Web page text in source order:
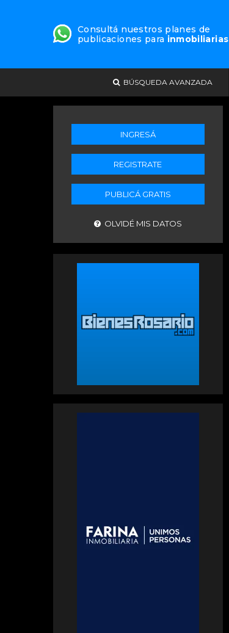
Consultá nuestros planes de
publicaciones para inmobiliarias
BÚSQUEDA AVANZADA
INGRESÁ
REGISTRATE
PUBLICÁ GRATIS
OLVIDÉ MIS DATOS